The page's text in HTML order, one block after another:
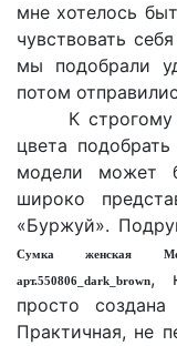
мне хотелось
чувствовать
мы подобрали
потом
К
цвета
модели может
широко
«Буржуй».
Сумка женская
арт.550806_dark_brown,
просто
Практичная, не